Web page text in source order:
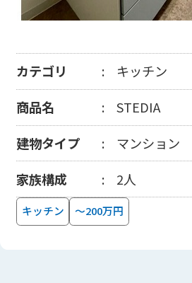
カテゴリ
キッチン
商品名
STEDIA
建物タイプ
マンション
家族構成
2人
キッチン ～200万円